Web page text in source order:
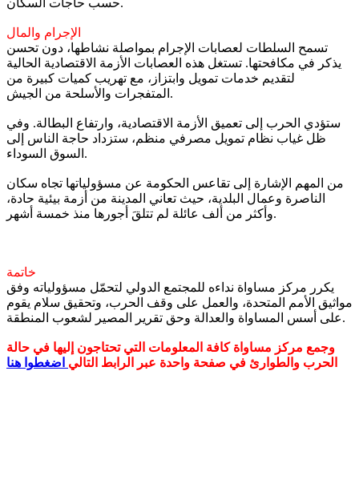
الإجرام والمال
تسمح السلطات لعصابات الإجرام بمواصلة نشاطها، دون تحسن
يذكر في مكافحتها. تستغل هذه العصابات الأزمة الاقتصادية الحالية
لتقديم خدمات تمويل وابتزاز، مع تهريب كميات كبيرة من
المتفجرات والأسلحة من الجيش.
ستؤدي الحرب إلى تعميق الأزمة الاقتصادية، وارتفاع البطالة. وفي
ظل غياب نظام تمويل مصرفي منظم، ستزداد حاجة الناس إلى
السوق السوداء.
من المهم الإشارة إلى تقاعس الحكومة عن مسؤولياتها تجاه سكان
الناصرة وعمال البلدية، حيث تعاني المدينة من أزمة بيئية حادة،
وأكثر من ألف عائلة لم تتلقَ أجورها منذ خمسة أشهر.
خاتمة
يكرر مركز مساواة نداءه للمجتمع الدولي لتحمّل مسؤولياته وفق
مواثيق الأمم المتحدة، والعمل على وقف الحرب، وتحقيق سلام يقوم
على أسس المساواة والعدالة وحق تقرير المصير لشعوب المنطقة.
وجمع مركز مساواة كافة المعلومات التي تحتاجون إليها في حالة
الحرب والطوارئ في صفحة واحدة عبر الرابط التالي اضغطوا هنا